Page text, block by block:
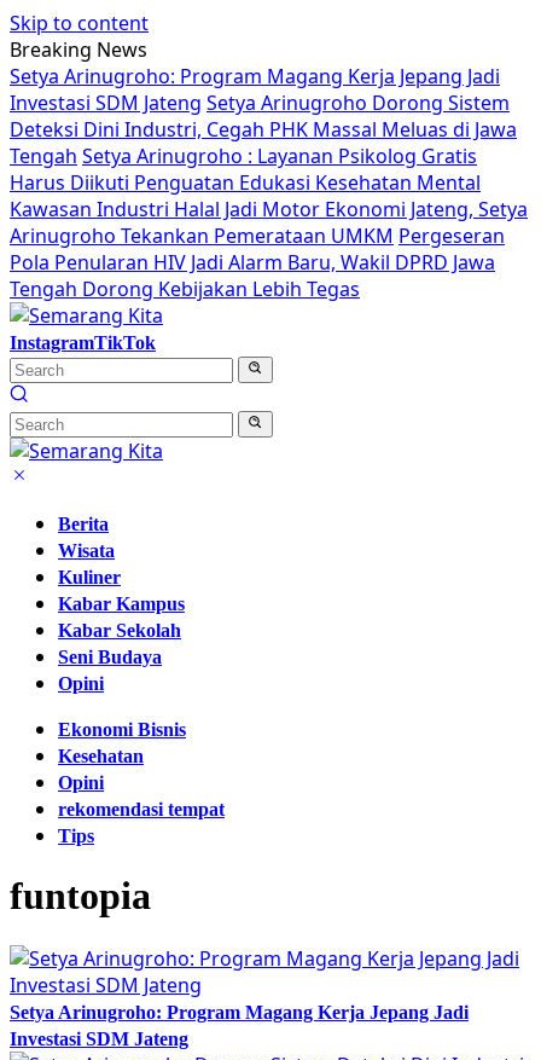
Skip to content
Breaking News
Setya Arinugroho: Program Magang Kerja Jepang Jadi
Investasi SDM Jateng Setya Arinugroho Dorong Sistem
Deteksi Dini Industri, Cegah PHK Massal Meluas di Jawa
Tengah Setya Arinugroho : Layanan Psikolog Gratis
Harus Diikuti Penguatan Edukasi Kesehatan Mental
Kawasan Industri Halal Jadi Motor Ekonomi Jateng, Setya
Arinugroho Tekankan Pemerataan UMKM Pergeseran
Pola Penularan HIV Jadi Alarm Baru, Wakil DPRD Jawa
Tengah Dorong Kebijakan Lebih Tegas
InstagramTikTok
Berita
Wisata
Kuliner
Kabar Kampus
Kabar Sekolah
Seni Budaya
Opini
Ekonomi Bisnis
Kesehatan
Opini
rekomendasi tempat
Tips
funtopia
Setya Arinugroho: Program Magang Kerja Jepang Jadi
Investasi SDM Jateng